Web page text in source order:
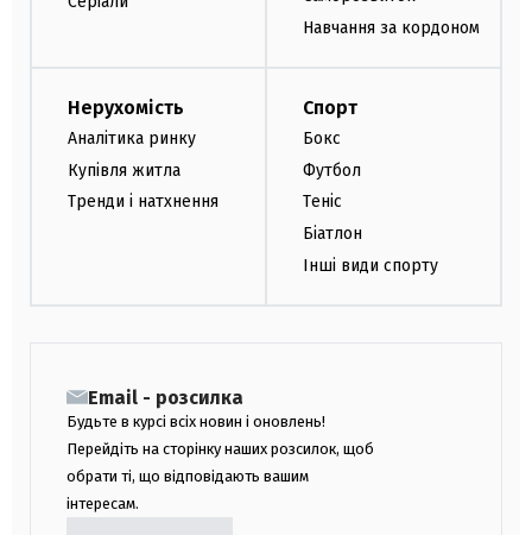
Навчання за кордоном
Нерухомість
Аналітика ринку
Купівля житла
Тренди і натхнення
Спорт
Бокс
Футбол
Теніс
Біатлон
Інші види спорту
Email - розсилка
Будьте в курсі всіх новин і оновлень!
Перейдіть на сторінку наших розсилок, щоб
обрати ті, що відповідають вашим
інтересам.